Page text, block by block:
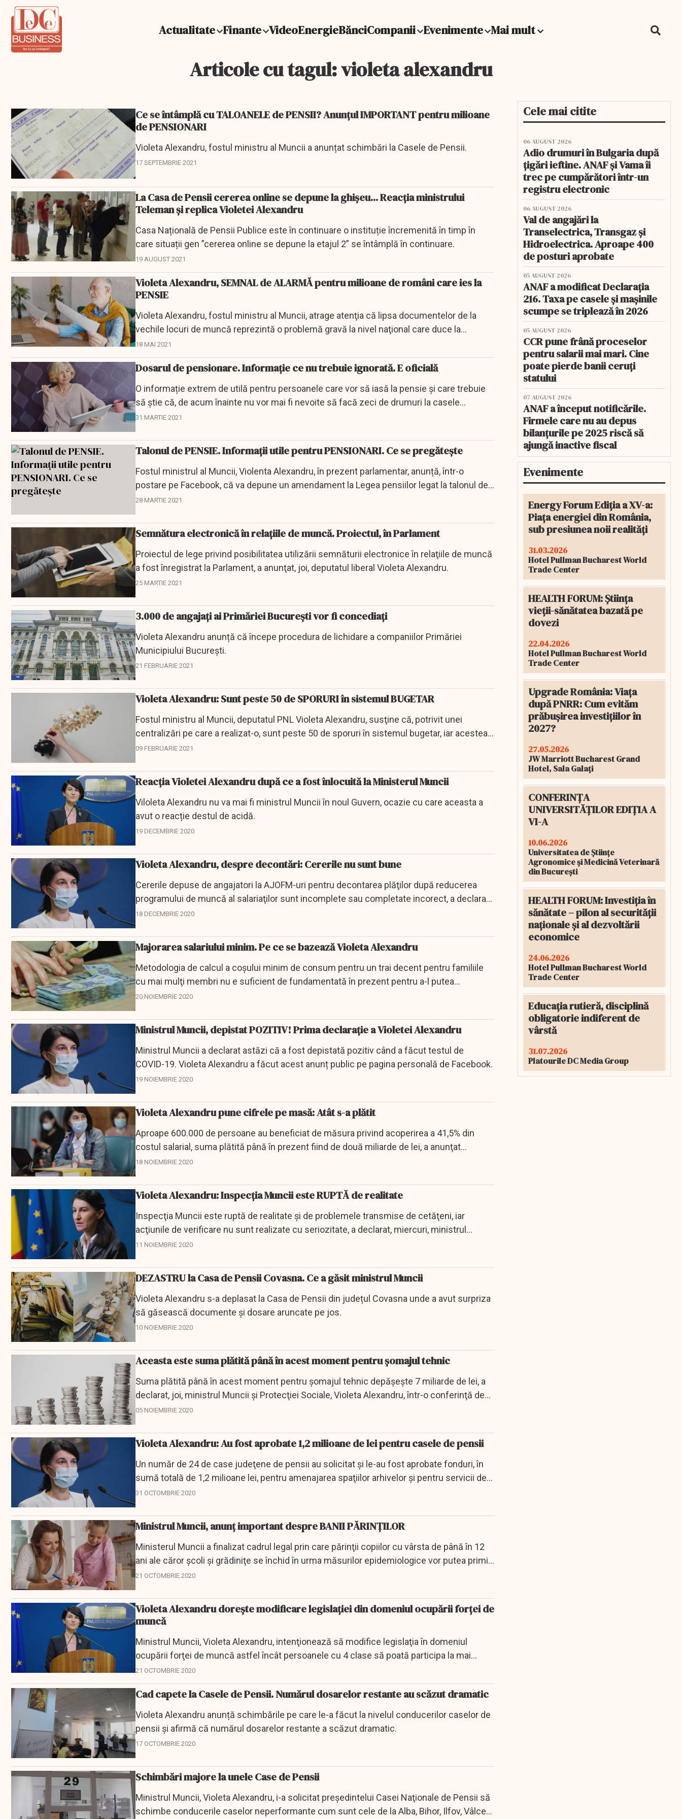
Actualitate Finante VideoEnergieBănciCompanii Evenimente Mai mult
Articole cu tagul: violeta alexandru
Ce se întâmplă cu TALOANELE de PENSII? Anunțul IMPORTANT pentru milioane
de PENSIONARI
Violeta Alexandru, fostul ministru al Muncii a anunțat schimbări la Casele de Pensii.
17 SEPTEMBRIE 2021
La Casa de Pensii cererea online se depune la ghișeu... Reacția ministrului
Teleman și replica Violetei Alexandru
Casa Națională de Pensii Publice este în continuare o instituție încremenită în timp în
care situații gen ”cererea online se depune la etajul 2” se întâmplă în continuare.
19 AUGUST 2021
Violeta Alexandru, SEMNAL de ALARMĂ pentru milioane de români care ies la
PENSIE
Violeta Alexandru, fostul ministru al Muncii, atrage atenţia că lipsa documentelor de la
vechile locuri de muncă reprezintă o problemă gravă la nivel naţional care duce la
scăderea vechimii...
18 MAI 2021
Dosarul de pensionare. Informație ce nu trebuie ignorată. E oficială
O informație extrem de utilă pentru persoanele care vor să iasă la pensie și care trebuie
să știe că, de acum înainte nu vor mai fi nevoite să facă zeci de drumuri la casele
teritoriale de...
31 MARTIE 2021
Talonul de PENSIE. Informații utile pentru PENSIONARI. Ce se pregătește
Fostul ministrul al Muncii, Violenta Alexandru, în prezent parlamentar, anunță, într-o
postare pe Facebook, că va depune un amendament la Legea pensiilor legat la talonul de
pensie, acea...
28 MARTIE 2021
Semnătura electronică în relațiile de muncă. Proiectul, în Parlament
Proiectul de lege privind posibilitatea utilizării semnăturii electronice în relaţiile de muncă
a fost înregistrat la Parlament, a anunţat, joi, deputatul liberal Violeta Alexandru.
25 MARTIE 2021
3.000 de angajați ai Primăriei București vor fi concediați
Violeta Alexandru anunță că începe procedura de lichidare a companiilor Primăriei
Municipiului București.
21 FEBRUARIE 2021
Violeta Alexandru: Sunt peste 50 de SPORURI în sistemul BUGETAR
Fostul ministru al Muncii, deputatul PNL Violeta Alexandru, susţine că, potrivit unei
centralizări pe care a realizat-o, sunt peste 50 de sporuri în sistemul bugetar, iar acestea,
cu câteva...
09 FEBRUARIE 2021
Reacția Violetei Alexandru după ce a fost înlocuită la Ministerul Muncii
Viloleta Alexandru nu va mai fi ministrul Muncii în noul Guvern, ocazie cu care aceasta a
avut o reacție destul de acidă.
19 DECEMBRIE 2020
Violeta Alexandru, despre decontări: Cererile nu sunt bune
Cererile depuse de angajatori la AJOFM-uri pentru decontarea plăţilor după reducerea
programului de muncă al salariaţilor sunt incomplete sau completate incorect, a declarat,
vineri, ministrul...
18 DECEMBRIE 2020
Majorarea salariului minim. Pe ce se bazează Violeta Alexandru
Metodologia de calcul a coşului minim de consum pentru un trai decent pentru familiile
cu mai mulţi membri nu e suficient de fundamentată în prezent pentru a-l putea
introduce ca indicator într-o...
20 NOIEMBRIE 2020
Ministrul Muncii, depistat POZITIV! Prima declarație a Violetei Alexandru
Ministrul Muncii a declarat astăzi că a fost depistată pozitiv când a făcut testul de
COVID-19. Violeta Alexandru a făcut acest anunț public pe pagina personală de Facebook.
19 NOIEMBRIE 2020
Violeta Alexandru pune cifrele pe masă: Atât s-a plătit
Aproape 600.000 de persoane au beneficiat de măsura privind acoperirea a 41,5% din
costul salarial, suma plătită până în prezent fiind de două miliarde de lei, a anunţat
miercuri, într-o...
18 NOIEMBRIE 2020
Violeta Alexandru: Inspecţia Muncii este RUPTĂ de realitate
Inspecţia Muncii este ruptă de realitate şi de problemele transmise de cetăţeni, iar
acţiunile de verificare nu sunt realizate cu seriozitate, a declarat, miercuri, ministrul
Muncii şi...
11 NOIEMBRIE 2020
DEZASTRU la Casa de Pensii Covasna. Ce a găsit ministrul Muncii
Violeta Alexandru s-a deplasat la Casa de Pensii din județul Covasna unde a avut surpriza
să găsească documente și dosare aruncate pe jos.
10 NOIEMBRIE 2020
Aceasta este suma plătită până în acest moment pentru şomajul tehnic
Suma plătită până în acest moment pentru şomajul tehnic depăşeşte 7 miliarde de lei, a
declarat, joi, ministrul Muncii şi Protecţiei Sociale, Violeta Alexandru, într-o conferinţă de...
05 NOIEMBRIE 2020
Violeta Alexandru: Au fost aprobate 1,2 milioane de lei pentru casele de pensii
Un număr de 24 de case judeţene de pensii au solicitat şi le-au fost aprobate fonduri, în
sumă totală de 1,2 milioane lei, pentru amenajarea spaţiilor arhivelor şi pentru servicii de
arhivare,...
31 OCTOMBRIE 2020
Ministrul Muncii, anunț important despre BANII PĂRINȚILOR
Ministerul Muncii a finalizat cadrul legal prin care părinţii copiilor cu vârsta de până în 12
ani ale căror şcoli şi grădiniţe se închid în urma măsurilor epidemiologice vor putea primi...
21 OCTOMBRIE 2020
Violeta Alexandru dorește modificare legislației din domeniul ocupării forţei de
muncă
Ministrul Muncii, Violeta Alexandru, intenţionează să modifice legislaţia în domeniul
ocupării forţei de muncă astfel încât persoanele cu 4 clase să poată participa la mai
multe categorii...
21 OCTOMBRIE 2020
Cad capete la Casele de Pensii. Numărul dosarelor restante au scăzut dramatic
Violeta Alexandru anunță schimbările pe care le-a făcut la nivelul conducerilor caselor de
pensii și afirmă că numărul dosarelor restante a scăzut dramatic.
17 OCTOMBRIE 2020
Schimbări majore la unele Case de Pensii
Ministrul Muncii, Violeta Alexandru, i-a solicitat preşedintelui Casei Naţionale de Pensii să
schimbe conducerile caselor neperformante cum sunt cele de la Alba, Bihor, Ilfov, Vâlcea,
Cele mai citite
06 AUGUST 2026
Adio drumuri în Bulgaria după
țigări ieftine. ANAF și Vama îi
trec pe cumpărători într-un
registru electronic
06 AUGUST 2026
Val de angajări la
Transelectrica, Transgaz și
Hidroelectrica. Aproape 400
de posturi aprobate
05 AUGUST 2026
ANAF a modificat Declarația
216. Taxa pe casele și mașinile
scumpe se triplează în 2026
05 AUGUST 2026
CCR pune frână proceselor
pentru salarii mai mari. Cine
poate pierde banii ceruți
statului
07 AUGUST 2026
ANAF a început notificările.
Firmele care nu au depus
bilanțurile pe 2025 riscă să
ajungă inactive fiscal
Evenimente
Energy Forum Ediția a XV-a:
Piața energiei din România,
sub presiunea noii realități
31.03.2026
Hotel Pullman Bucharest World
Trade Center
HEALTH FORUM: Știința
vieții-sănătatea bazată pe
dovezi
22.04.2026
Hotel Pullman Bucharest World
Trade Center
Upgrade România: Viața
după PNRR: Cum evităm
prăbușirea investițiilor în
2027?
27.05.2026
JW Marriott Bucharest Grand
Hotel, Sala Galați
CONFERINȚA
UNIVERSITĂȚILOR EDIȚIA A
VI-A
10.06.2026
Universitatea de Științe
Agronomice și Medicină Veterinară
din București
HEALTH FORUM: Investiția în
sănătate – pilon al securității
naționale și al dezvoltării
economice
24.06.2026
Hotel Pullman Bucharest World
Trade Center
Educația rutieră, disciplină
obligatorie indiferent de
vârstă
31.07.2026
Platourile DC Media Group